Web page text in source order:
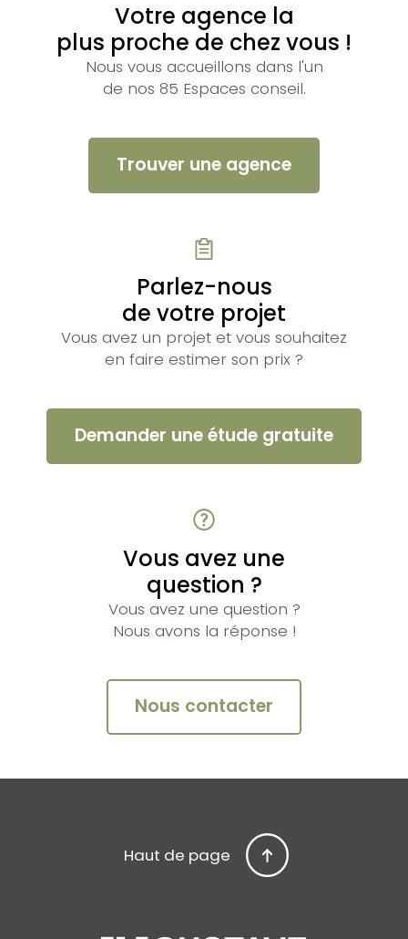
Votre agence la
plus proche de chez vous !
Nous vous accueillons dans l'un
de nos 85 Espaces conseil.
Trouver une agence
Parlez-nous
de votre projet
Vous avez un projet et vous souhaitez
en faire estimer son prix ?
Demander une étude gratuite
Vous avez une
question ?
Vous avez une question ?
Nous avons la réponse !
Nous contacter
Haut de page